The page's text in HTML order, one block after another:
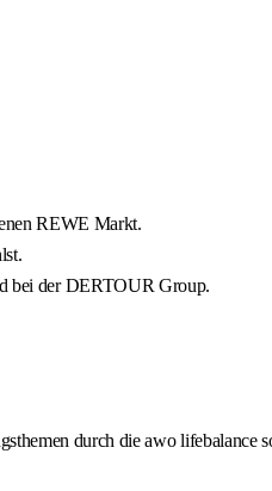
REWE Markt.
bei der DERTOUR Group.
durch die awo lifebalance